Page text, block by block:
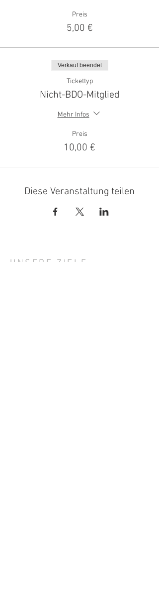
Preis
5,00 €
Verkauf beendet
Tickettyp
Nicht-BDO-Mitglied
Mehr Infos
Preis
10,00 €
Diese Veranstaltung teilen
UNSERE ZIELE